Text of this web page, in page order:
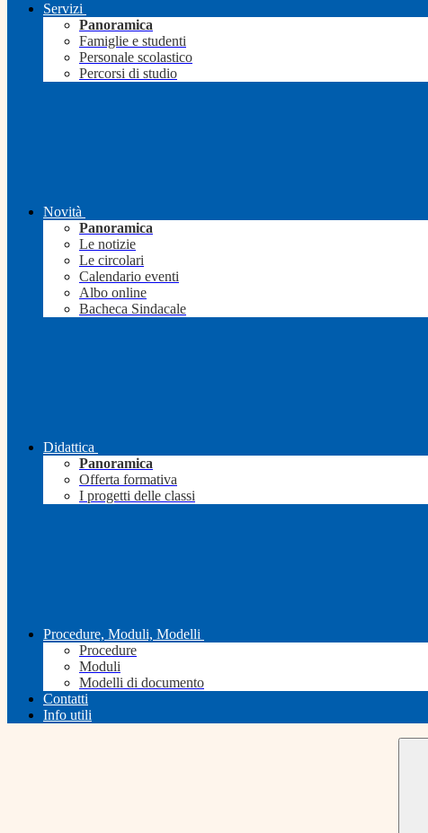
Servizi
Panoramica
Famiglie e studenti
Personale scolastico
Percorsi di studio
Novità
Panoramica
Le notizie
Le circolari
Calendario eventi
Albo online
Bacheca Sindacale
Didattica
Panoramica
Offerta formativa
I progetti delle classi
Procedure, Moduli, Modelli
Procedure
Moduli
Modelli di documento
Contatti
Info utili